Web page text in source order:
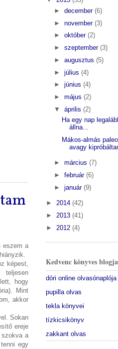
eszem a
képest,
teljesen
hogy
Mint
akkor
Sokan
ereje
szokva a
egy
► december (6)
► november (3)
► október (2)
► szeptember (3)
► augusztus (5)
► július (4)
► június (4)
► május (2)
▼ április (2)
Ha egy nap
állna...
Mákos-almás
avagy
► március (7)
► február (6)
► január (9)
► 2014 (42)
► 2013 (41)
► 2012 (4)
Kedvenc könyves
dóri online olvasónaplója
pupilla olvas
tekla könyvei
tízkicsikönyv
zakkant olvas